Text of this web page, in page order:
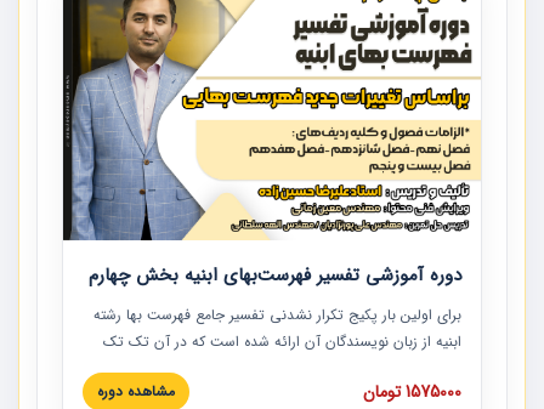
همکارانی که در حوزه صنعت ساخت در حال فعالیت هستند حتما
توصیه می کنیم از مطالب این دوره استفاده نمایند.
دوره آموزشی تفسیر فهرست‌بهای ابنیه بخش چهارم
برای اولین بار پکیج تکرار نشدنی تفسیر جامع فهرست بها رشته
ابنیه از زبان نویسندگان آن ارائه شده است که در آن تک تک
ردیف ها و مطالب فهرست بها تفسیر و ارائه شده است. این
دوره به صورت کامل تصویری بوده و به همراه تصاویر عملیات
1575000 تومان مشاهده دوره